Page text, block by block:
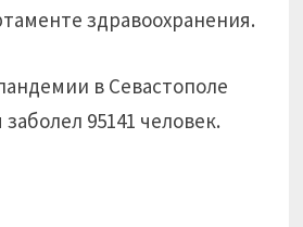
здравоохранения.
в Севастополе
95141 человек.